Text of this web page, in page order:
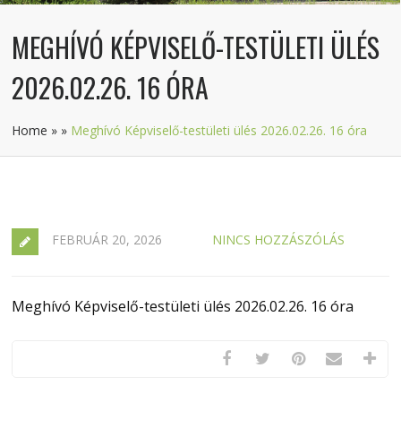
MEGHÍVÓ KÉPVISELŐ-TESTÜLETI ÜLÉS
2026.02.26. 16 ÓRA
Home » » Meghívó Képviselő-testületi ülés 2026.02.26. 16 óra
FEBRUÁR 20, 2026 NINCS HOZZÁSZÓLÁS
Meghívó Képviselő-testületi ülés 2026.02.26. 16 óra